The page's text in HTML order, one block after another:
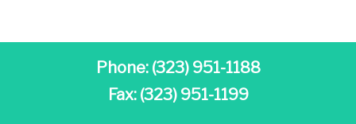
Phone: (323) 951-1188
Fax: (323) 951-1199